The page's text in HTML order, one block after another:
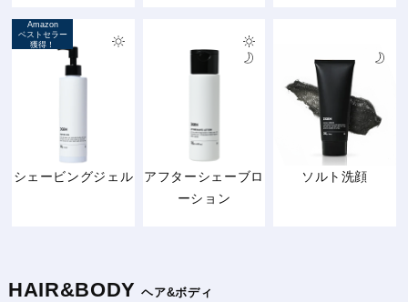
Amazon
ベストセラー
獲得！
シェービングジェル
アフターシェーブロ
ーション
ソルト洗顔
HAIR&BODYヘア&ボディ